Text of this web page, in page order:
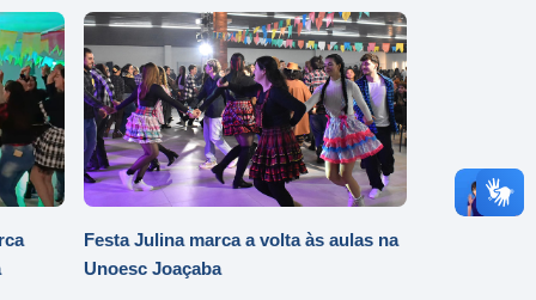
Festa Julina marca a volta às aulas na
Unoesc Joaçaba